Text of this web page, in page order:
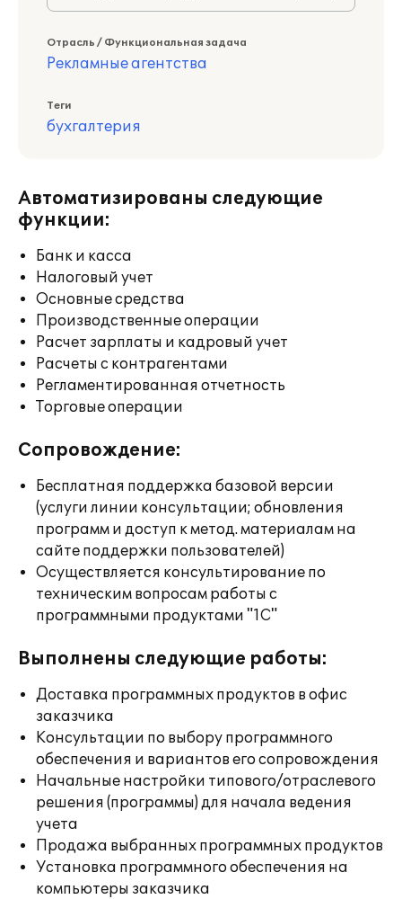
Отрасль / Функциональная задача
Рекламные агентства
Теги
бухгалтерия
Автоматизированы следующие
функции:
Банк и касса
Налоговый учет
Основные средства
Производственные операции
Расчет зарплаты и кадровый учет
Расчеты с контрагентами
Регламентированная отчетность
Торговые операции
Сопровождение:
Бесплатная поддержка базовой версии
(услуги линии консультации; обновления
программ и доступ к метод. материалам на
сайте поддержки пользователей)
Осуществляется консультирование по
техническим вопросам работы с
программными продуктами "1С"
Выполнены следующие работы:
Доставка программных продуктов в офис
заказчика
Консультации по выбору программного
обеспечения и вариантов его сопровождения
Начальные настройки типового/отраслевого
решения (программы) для начала ведения
учета
Продажа выбранных программных продуктов
Установка программного обеспечения на
компьютеры заказчика